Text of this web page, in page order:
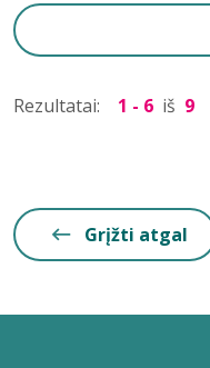
Rezultatai: 1 - 6 iš 9
Grįžti atgal